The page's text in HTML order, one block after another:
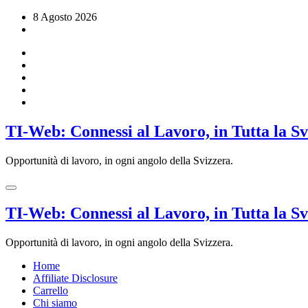
8 Agosto 2026
TI-Web: Connessi al Lavoro, in Tutta la
Opportunità di lavoro, in ogni angolo della Svizzera.
TI-Web: Connessi al Lavoro, in Tutta la
Opportunità di lavoro, in ogni angolo della Svizzera.
Home
Affiliate Disclosure
Carrello
Chi siamo